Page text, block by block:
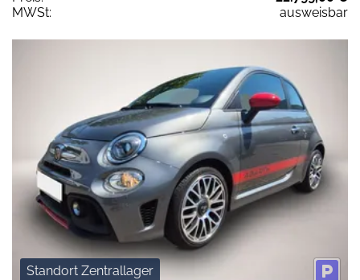
MWSt:
ausweisbar
Standort Zentrallager